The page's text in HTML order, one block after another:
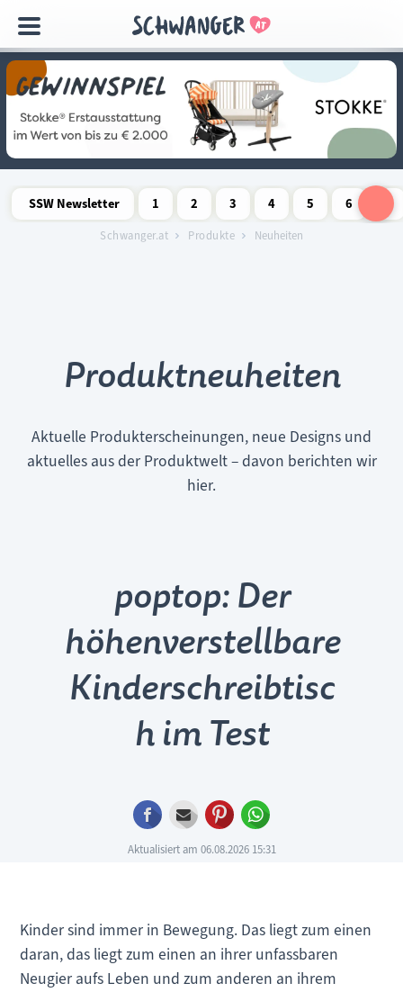
überspringen
SSW Newsletter
1
Schwangerschaftswoche
2
Schwangerschaftswoche
3
Schwangerschaftswoche
4
Schwangerschaftswoche
5
Schwangerschaftswoche
6
Schwanger.at Produkte Neuheiten
Produktneuheiten
Aktuelle Produkterscheinungen, neue Designs und
aktuelles aus der Produktwelt – davon berichten wir
hier.
poptop: Der
höhenverstellbare
Kinderschreibtisc
h im Test
Facebook
E-mail Pinterest
Aktualisiert am 06.08.2026 15:31
Kinder sind immer in Bewegung. Das liegt zum einen
daran, das liegt zum einen an ihrer unfassbaren
Neugier aufs Leben und zum anderen an ihrem